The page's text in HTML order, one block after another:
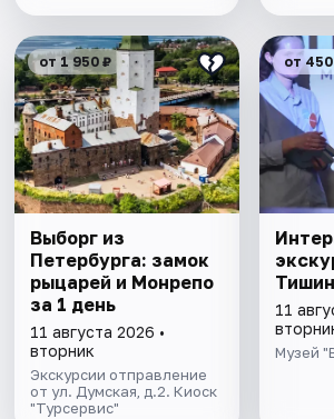
от 1 950 ₽
Выборг из
Петербурга: замок
рыцарей и Монрепо
за 1 день
11 августа 2026 •
вторник
Экскурсии отправление
от ул. Думская, д.2. Киоск
"Турсервис"
от
11
Музей